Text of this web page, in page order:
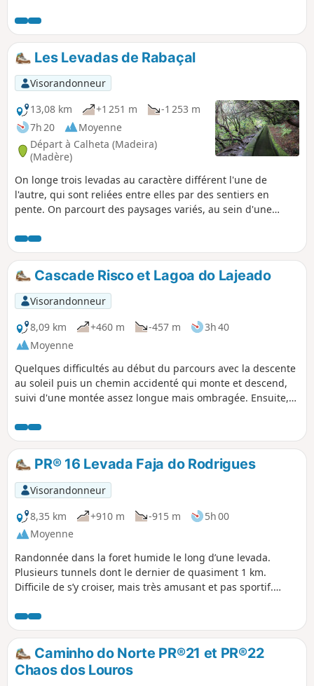
cascade de la Ribeira Grande, en aval
du Lagoa do Vento.
Les Levadas de Rabaçal
Visorandonneur
13,08 km
+1 251 m
-1 253 m
7h 20
Moyenne
Départ à Calheta (Madeira)
(Madère)
On longe trois levadas au caractère différent l'une de
l'autre, qui sont reliées entre elles par des sentiers en
pente. On parcourt des paysages variés, au sein d'une
vue sur des chutes d'eau. Une randonnée dont le sens et la
durée peuvent être adaptés selon l'inspiration ou les
circonstances. N.B. Le dénivelé affiché est surestimé (et en
conséquence la durée moyenne aussi). Compter plutôt de
l'ordre de 600 mètres de dénivelé.
Cascade Risco et Lagoa do Lajeado
Visorandonneur
8,09 km
+460 m -457 m
3h 40
Moyenne
Quelques difficultés au début du parcours avec la descente
au soleil puis un chemin accidenté qui monte et descend,
suivi d'une montée assez longue mais ombragée. Ensuite,
Baignade possible aux deux cascades mais l'eau est très
froide !
PR® 16 Levada Faja do Rodrigues
Visorandonneur
8,35 km
+910 m -915 m
5h 00
Moyenne
Randonnée dans la foret humide le long d’une levada.
Plusieurs tunnels dont le dernier de quasiment 1 km.
Difficile de s’y croiser, mais très amusant et pas sportif.
Prévoir des Kway, la fin est un peu moins intéressante,
même si il y a une très belle cascade. Il y a très peu
d’endroits pour pique-niquer.
Caminho do Norte PR®21 et PR®22
Chaos dos Louros